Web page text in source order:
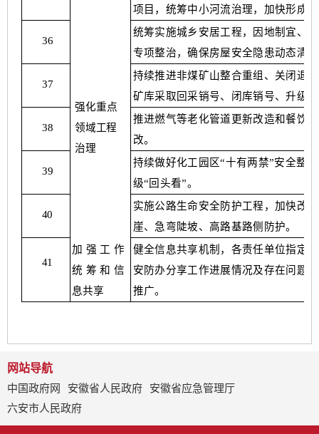
项目，统筹中小河流治理，加快形成
36
统筹实施城乡安居工程，因地制宜、
专项整治，确保房屋安全隐患动态清
37
强化重点
领域工程
治理
持续推进非煤矿山整合重组、关闭退
矿库采取回采销号、闭库销号、升级
38
推进燃气等老化管道更新改造和餐饮
改。
39
持续做好化工园区“十有两禁”安全整
级“回头看”。
40
实施公路生命安全防护工程，加快改
崖、急弯陡坡、高路基路侧防护。
41
加强工作
统 筹和信
息共享
健全信息共享机制，各责任单位指定
安防办分享工作进展情况及存在问题
推广。
网站导航
中国政府网
安徽省人民政府
安徽省应急管理厅
六安市人民政府